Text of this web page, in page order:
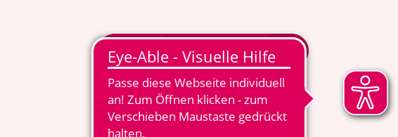
MENÜ MITGLIED WERDEN